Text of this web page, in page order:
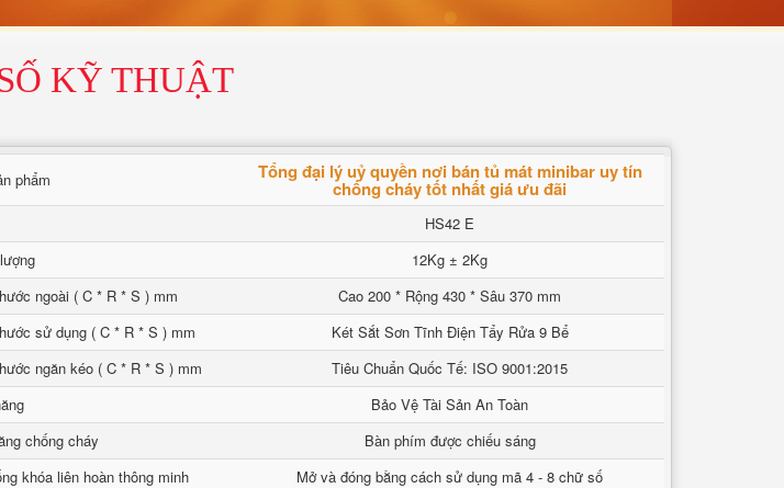
KỸ THUẬT
phẩm Tổng đại lý uỷ quyền nơi bán tủ mát minibar uy tín
chống cháy tốt nhất giá ưu đãi
HS42 E
12Kg ± 2Kg
ngoài ( C * R * S ) mm
Cao 200 * Rộng 430 * Sâu 370 mm
sử dụng ( C * R * S ) mm
Két Sắt Sơn Tĩnh Điện Tẩy Rửa 9 Bể
ngăn kéo ( C * R * S ) mm
Tiêu Chuẩn Quốc Tế: ISO 9001:2015
Bảo Vệ Tài Sản An Toàn
chống cháy
Bàn phím được chiếu sáng
khóa liên hoàn thông minh
Mở và đóng bằng cách sử dụng mã 4 - 8 chữ số